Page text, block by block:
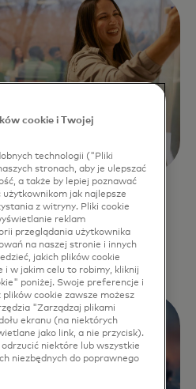
tworzy
potrzebom
cookie i Twojej
technologii ("Pliki
stronach, aby je ulepszać
a także by lepiej poznawać
jak najlepsze
z witryny. Pliki cookie
reklam
przeglądania użytkownika
na naszej stronie i innych
jakich plików cookie
i w jakim celu to robimy, kliknij
poniżej. Swoje preferencje i
cookie zawsze możesz
"Zarządzaj plikami
ekranu (na niektórych
jako link, a nie przycisk).
niektóre lub wszystkie
niezbędnych do poprawnego